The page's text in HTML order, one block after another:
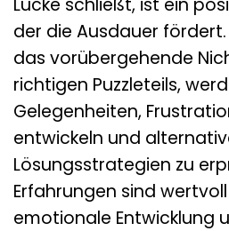
der die Ausdauer
das vorübergehende
richtigen Puzzleteils,
Gelegenheiten,
entwickeln und
Lösungsstrategien zu
Erfahrungen sind
emotionale Entwicklung